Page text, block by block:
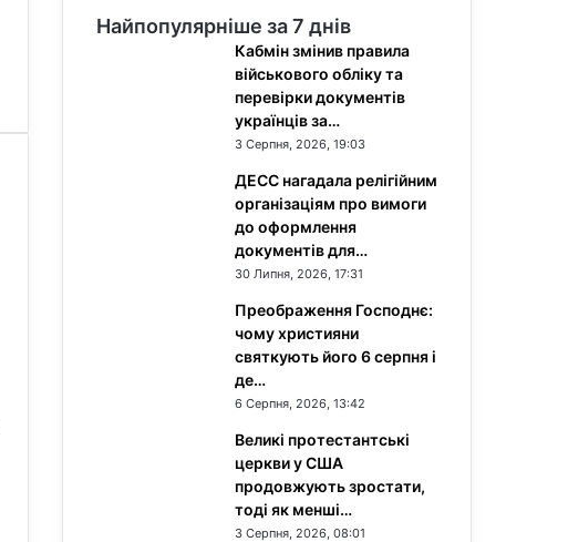
Найпопулярніше за 7 днів
Кабмін змінив правила
військового обліку та
перевірки документів
українців за…
3 Серпня, 2026, 19:03
ДЕСС нагадала релігійним
організаціям про вимоги
до оформлення
документів для…
30 Липня, 2026, 17:31
Преображення Господнє:
чому християни
святкують його 6 серпня і
де…
6 Серпня, 2026, 13:42
Великі протестантські
церкви у США
продовжують зростати,
тоді як менші…
3 Серпня, 2026, 08:01